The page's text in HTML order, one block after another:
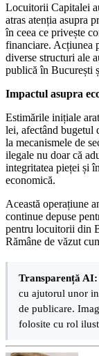
Locuitorii Capitalei
atras atenția asupra
în ceea ce privește
financiare. Acțiunea
diverse structuri ale
publică în București
Impactul asupra
Estimările inițiale
lei, afectând bugetul
la mecanismele de
ilegale nu doar că
integritatea pieței și
economică.
Această operațiune
continue depuse
pentru locuitorii din
Rămâne de văzut
Transparență AI:
cu ajutorul unor
de publicare.
folosite cu rol